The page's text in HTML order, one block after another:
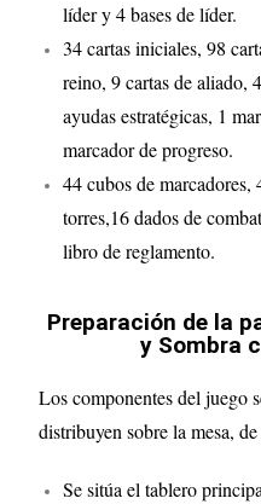
líder y 4 bases de líder.
34 cartas iniciales, 98
reino, 9 cartas de aliado,
ayudas estratégicas, 1
marcador de progreso.
44 cubos de marcadores,
torres,16 dados de
libro de reglamento.
Preparación de la
y Sombra
Los componentes del juego
distribuyen sobre la mesa,
Se sitúa el tablero